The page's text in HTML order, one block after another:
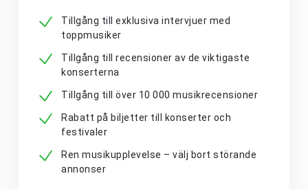
Tillgång till exklusiva intervjuer med
toppmusiker
Tillgång till recensioner av de viktigaste
konserterna
Tillgång till över 10 000 musikrecensioner
Rabatt på biljetter till konserter och
festivaler
Ren musikupplevelse – välj bort störande
annonser